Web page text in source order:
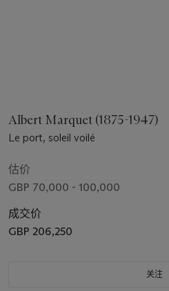
Albert Marquet (1875-1947)
Le port, soleil voilé
估价
GBP 70,000 - 100,000
成交价
GBP 206,250
关注